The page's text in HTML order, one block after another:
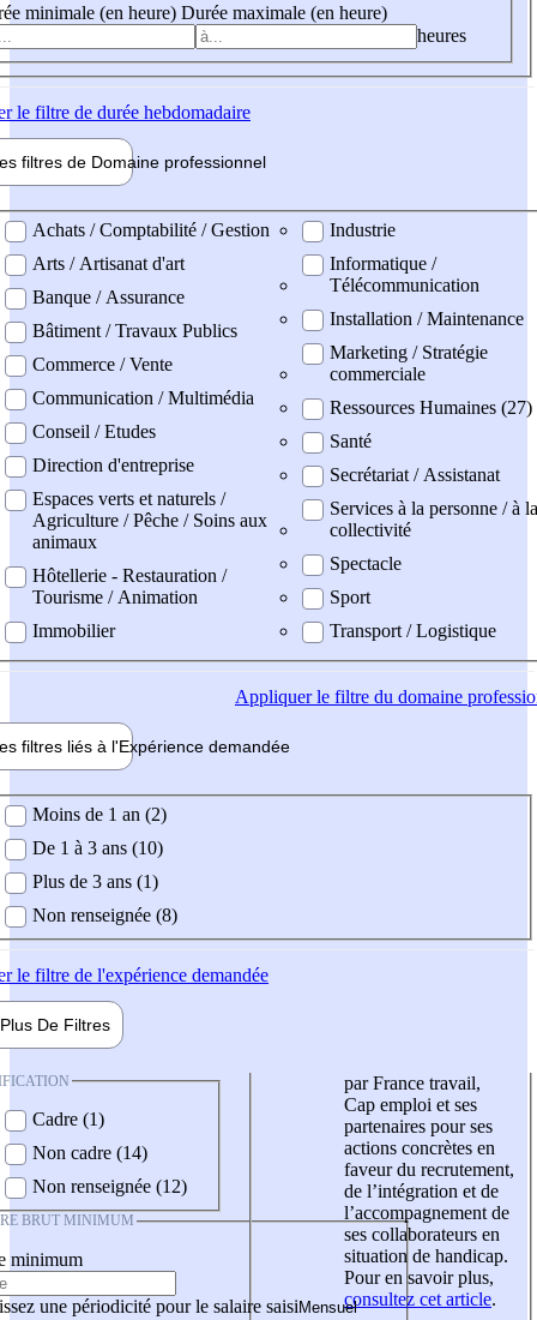
minimale (en heure) Durée maximale (en heure)
heures
le filtre de durée hebdomadaire
filtres de Domaine professionnel
professionel
Achats / Comptabilité / Gestion
Arts / Artisanat d'art
Banque / Assurance
Bâtiment / Travaux Publics
Commerce / Vente
Communication / Multimédia
Conseil / Etudes
Direction d'entreprise
Espaces verts et naturels /
Agriculture / Pêche / Soins aux
animaux
Hôtellerie - Restauration /
Tourisme / Animation
Immobilier
Industrie
Informatique /
Télécommunication
Installation / Maintenance
Marketing / Stratégie
commerciale
Ressources Humaines (27)
Santé
Secrétariat / Assistanat
Services à la personne / à la
collectivité
Spectacle
Sport
Transport / Logistique
Appliquerle filtre du domaine
filtres liés à l'Expérience demandée
demandée
Moins de 1 an (2)
De 1 à 3 ans (10)
Plus de 3 ans (1)
Non renseignée (8)
le filtre de l'expérience demandée
Plus De Filtres
Cadre (1)
Non cadre (14)
Non renseignée (12)
BRUT MINIMUM
minimum
une périodicité pour le salaire saisi
par France travail,
Cap emploi et ses
partenaires pour ses
actions concrètes en
faveur du recrutement,
de l’intégration et de
l’accompagnement de
ses collaborateurs en
situation de handicap.
Pour en savoir plus,
consultez cet article.